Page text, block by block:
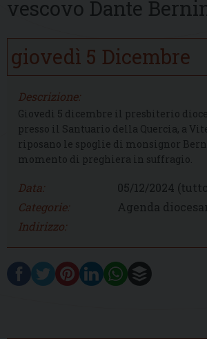
vescovo Dante
giovedì 5 Dicembre
Descrizione:
Giovedì 5 dicembre il presbiterio
presso il Santuario della Quercia, a
riposano le spoglie di monsignor
momento di preghiera in suffragio.
Data: 05/12/2024
Categorie:
Agenda
Indirizzo: